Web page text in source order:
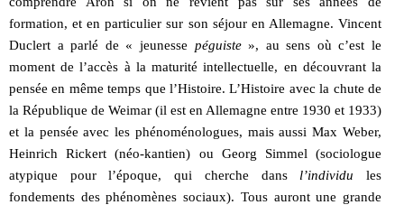
formation, et en particulier sur son séjour en Allemagne. Vincent
Duclert a parlé de « jeunesse péguiste», au sens où c’est le
moment de l’accès à la maturité intellectuelle, en découvrant la
pensée en même temps que l’Histoire. L’Histoire avec la chute de
la République de Weimar (il est en Allemagne entre 1930 et 1933)
et la pensée avec les phénoménologues, mais aussi Max Weber,
Heinrich Rickert (néo-kantien) ou Georg Simmel (sociologue
atypique pour l’époque, qui cherche dans l’individu les
fondements des phénomènes sociaux). Tous auront une grande